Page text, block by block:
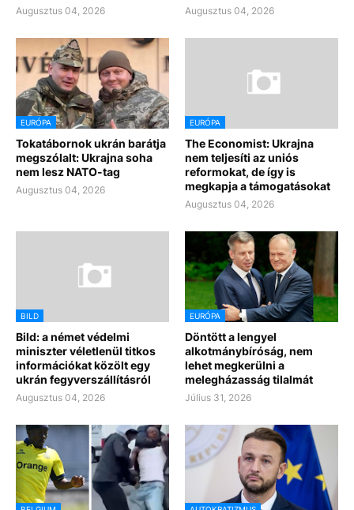
Augusztus 04, 2026 Augusztus 04, 2026
EURÓPA
Tokatábornok ukrán barátja
megszólalt: Ukrajna soha
nem lesz NATO-tag
Augusztus 04, 2026
EURÓPA
The Economist: Ukrajna
nem teljesíti az uniós
reformokat, de így is
megkapja a támogatásokat
Augusztus 04, 2026
BILD
Bild: a német védelmi
miniszter véletlenül titkos
információkat közölt egy
ukrán fegyverszállításról
Augusztus 04, 2026
EURÓPA
Döntött a lengyel
alkotmánybíróság, nem
lehet megkerülni a
melegházasság tilalmát
Július 31, 2026